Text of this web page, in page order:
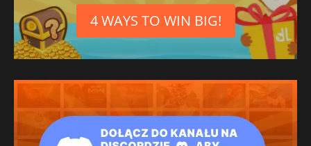
4 WAYS TO WIN BIG!